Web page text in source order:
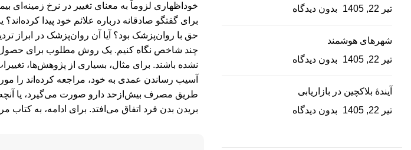
خوداظهاری لزوماً به معنای تغییر در نرخ‌ زمینه‌ای
برای گفتگو صادقانه درباره علائم خود پیدا کرده‌اند؟
حق با روان‌پزشک بود؟ آیا آن روان‌پزشک در ابراز
چند شاخص نگاه کنیم. یک روش مطلوب برای حصول
نشده باشند. برای مثال، بسیاری از پژوهش‌ها،
آسیب رساندن عمدی به خود، مراجعه کرده‌اند را
طریق مصرف بیش‌ازحد دارو صورت می‌گیرد، یا
بریدن بدن فرد اتفاق می‌افتد. برای ادامه، به کتاب
تیر 22, 1405
بدون دیدگاه
شهرهای هوشمند
تیر 22, 1405
بدون دیدگاه
آیندۀ بلاکچین در بازاریابی
تیر 22, 1405
بدون دیدگاه